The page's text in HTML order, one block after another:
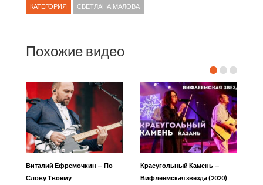
КАТЕГОРИЯ СВЕТЛАНА МАЛОВА
Похожие видео
Виталий Ефремочкин — По
Слову Твоему
Краеугольный Камень —
Вифлеемская звезда (2020)